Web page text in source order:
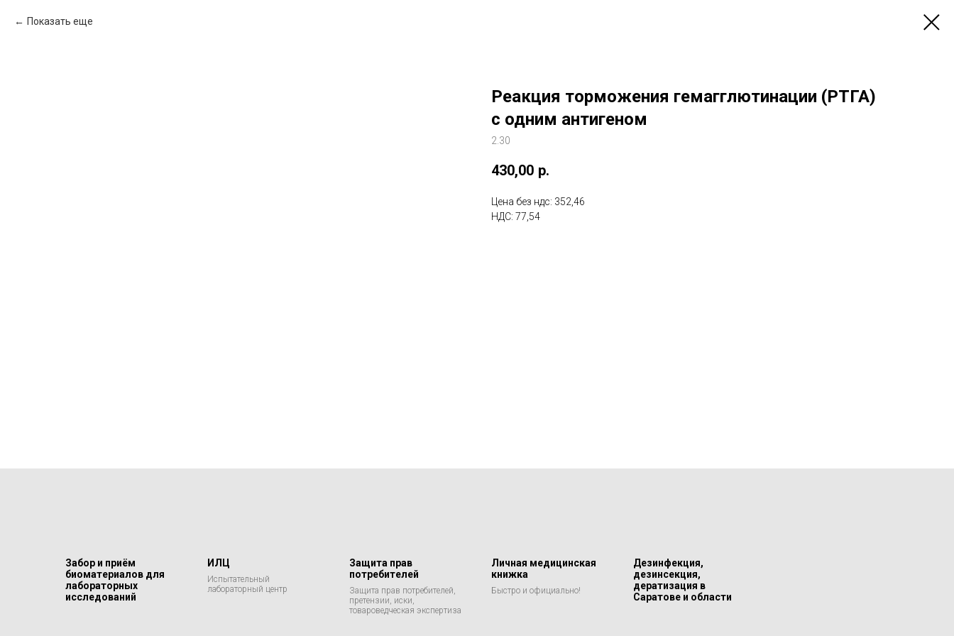
Показать еще
Реакция торможения гемагглютинации (РТГА)
с одним антигеном
2.30
430,00 р.
Цена без ндс: 352,46
НДС: 77,54
Забор и приём
биоматериалов для
лабораторных
исследований
ИЛЦ
Испытательный
лабораторный центр
Защита прав
потребителей
Защита прав потребителей,
претензии, иски,
товароведческая экспертиза
Личная медицинская
книжка
Быстро и официально!
Дезинфекция,
дезинсекция,
дератизация в
Саратове и области